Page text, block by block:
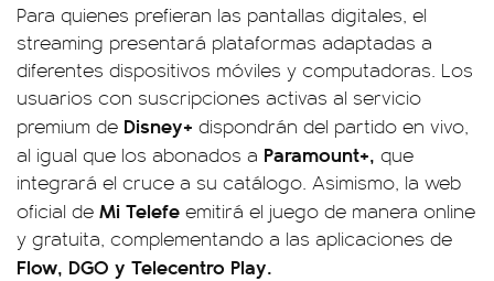
Para quienes prefieran las pantallas digitales, el
streaming presentará plataformas adaptadas a
diferentes dispositivos móviles y computadoras. Los
usuarios con suscripciones activas al servicio
premium de Disney+ dispondrán del partido en vivo,
al igual que los abonados a Paramount+, que
integrará el cruce a su catálogo. Asimismo, la web
oficial de Mi Telefe emitirá el juego de manera online
y gratuita, complementando a las aplicaciones de
Flow, DGO y Telecentro Play.